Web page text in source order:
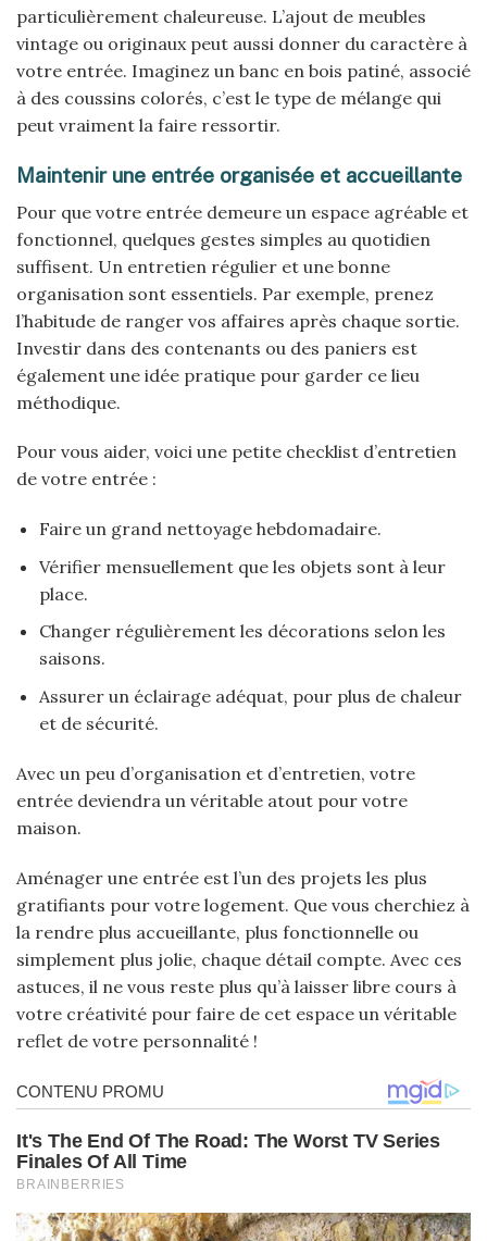
particulièrement chaleureuse. L’ajout de meubles
vintage ou originaux peut aussi donner du caractère à
votre entrée. Imaginez un banc en bois patiné, associé
à des coussins colorés, c’est le type de mélange qui
peut vraiment la faire ressortir.
Maintenir une entrée organisée et accueillante
Pour que votre entrée demeure un espace agréable et
fonctionnel, quelques gestes simples au quotidien
suffisent. Un entretien régulier et une bonne
organisation sont essentiels. Par exemple, prenez
l’habitude de ranger vos affaires après chaque sortie.
Investir dans des contenants ou des paniers est
également une idée pratique pour garder ce lieu
méthodique.
Pour vous aider, voici une petite checklist d’entretien
de votre entrée :
Faire un grand nettoyage hebdomadaire.
Vérifier mensuellement que les objets sont à leur
place.
Changer régulièrement les décorations selon les
saisons.
Assurer un éclairage adéquat, pour plus de chaleur
et de sécurité.
Avec un peu d’organisation et d’entretien, votre
entrée deviendra un véritable atout pour votre
maison.
Aménager une entrée est l’un des projets les plus
gratifiants pour votre logement. Que vous cherchiez à
la rendre plus accueillante, plus fonctionnelle ou
simplement plus jolie, chaque détail compte. Avec ces
astuces, il ne vous reste plus qu’à laisser libre cours à
votre créativité pour faire de cet espace un véritable
reflet de votre personnalité !